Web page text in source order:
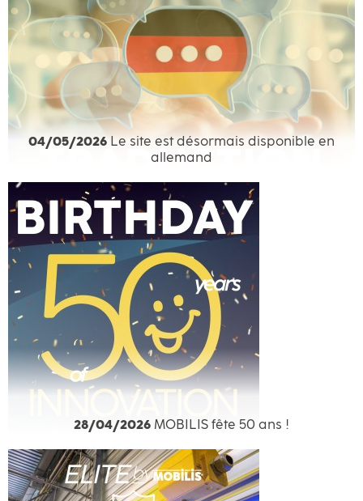
04/05/2026 Le site est désormais disponible en
allemand
28/04/2026 MOBILIS fête 50 ans !